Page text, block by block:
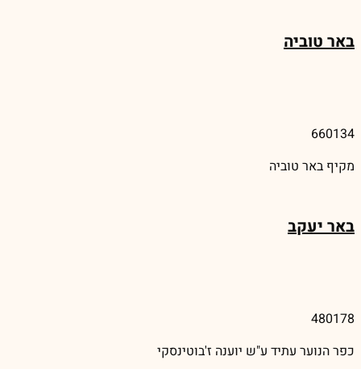
באר טוביה
660134
מקיף באר טוביה
באר יעקב
480178
כפר הנוער עתיד ע"ש יוענה ז'בוטינסקי